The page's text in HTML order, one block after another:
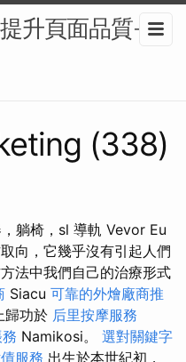
升頁面品質-數
(338)
躺椅，sl 導軌 Vevor Eu
向，它幾乎沒有引起人們
法中我們自己的治療形式
Siacu 可靠的外燴廠商推
歸功於 后里按摩服務
Namikosi。 選對關鍵字
服務 出生於本世紀初，